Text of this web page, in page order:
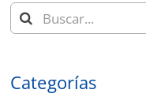
Buscar:
Categorías